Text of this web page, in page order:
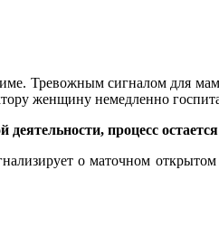
Тревожным сигналом для
женщину немедленно
процесс
о маточном